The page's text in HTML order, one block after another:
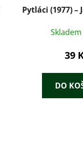
Pytláci (1977) –
39
DO